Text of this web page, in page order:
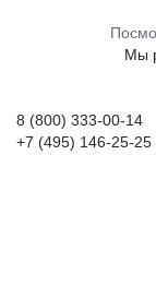
Мы
8 (800) 333-00-14
+7 (495) 146-25-25